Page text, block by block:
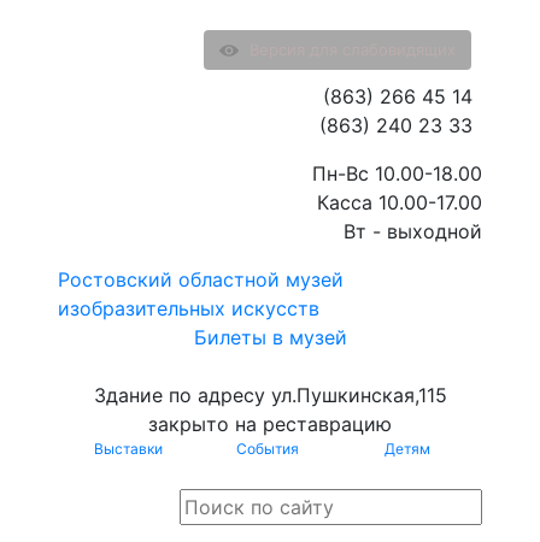
Ростовский областной музей
изобразительных искусств
Билеты в музей
Здание по адресу ул.Пушкинская,115
закрыто на реставрацию
Выставки События Детям
(863) 266 45 14
(863) 240 23 33
Пн-Вс 10.00-18.00
Касса 10.00-17.00
Вт - выходной